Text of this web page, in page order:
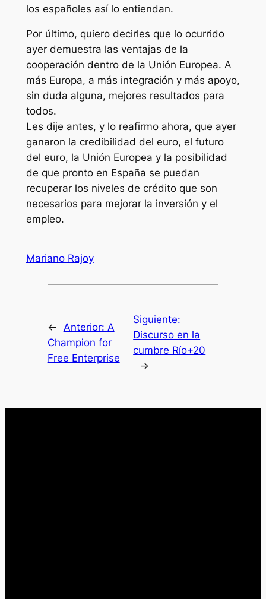
los españoles así lo entiendan.
Por último, quiero decirles que lo ocurrido
ayer demuestra las ventajas de la
cooperación dentro de la Unión Europea. A
más Europa, a más integración y más apoyo,
sin duda alguna, mejores resultados para
todos.
Les dije antes, y lo reafirmo ahora, que ayer
ganaron la credibilidad del euro, el futuro
del euro, la Unión Europea y la posibilidad
de que pronto en España se puedan
recuperar los niveles de crédito que son
necesarios para mejorar la inversión y el
empleo.
Mariano Rajoy
← Anterior: A
Champion for
Free Enterprise
Siguiente:
Discurso en la
cumbre Río+20
→